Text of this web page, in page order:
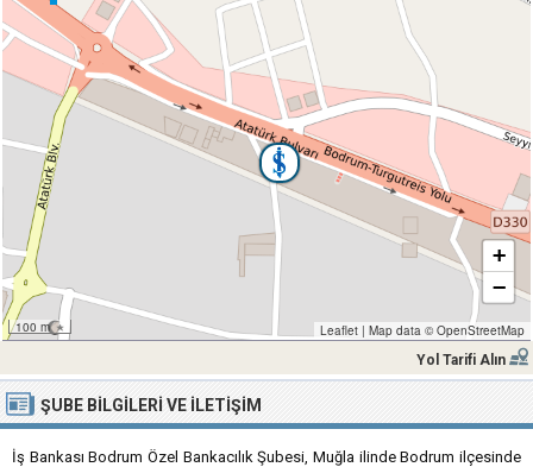
100 m
+
−
Leaflet | Map data © OpenStreetMap
Yol Tarifi Alın
ŞUBE BILGILERI VE İLETIŞIM
İş Bankası Bodrum Özel Bankacılık Şubesi, Muğla ilinde Bodrum ilçesinde